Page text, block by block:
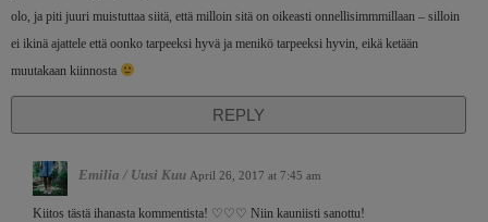
olo, ja piti juuri muistuttaa siitä, että milloin sitä on oikeasti onnellisimmmillaan – silloin
ei ikinä ajattele että oonko tarpeeksi hyvä ja menikö tarpeeksi hyvin, eikä ketään
muutakaan kiinnosta
REPLY
Emilia / Uusi Kuu April 26, 2017 at 7:45 am
Kiitos tästä ihanasta kommentista! ♡♡♡ Niin kauniisti sanottu!